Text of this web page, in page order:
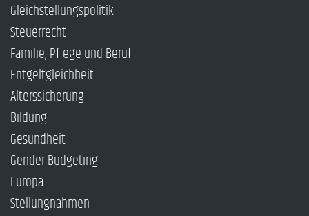
Gleichstellungspolitik
Steuerrecht
Familie, Pflege und Beruf
Entgeltgleichheit
Alterssicherung
Bildung
Gesundheit
Gender Budgeting
Europa
Stellungnahmen